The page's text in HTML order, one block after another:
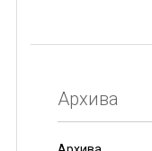
Архива